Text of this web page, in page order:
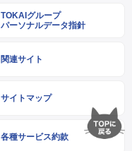
TOKAIグループ
パーソナルデータ指針
関連サイト
サイトマップ
各種サービス約款